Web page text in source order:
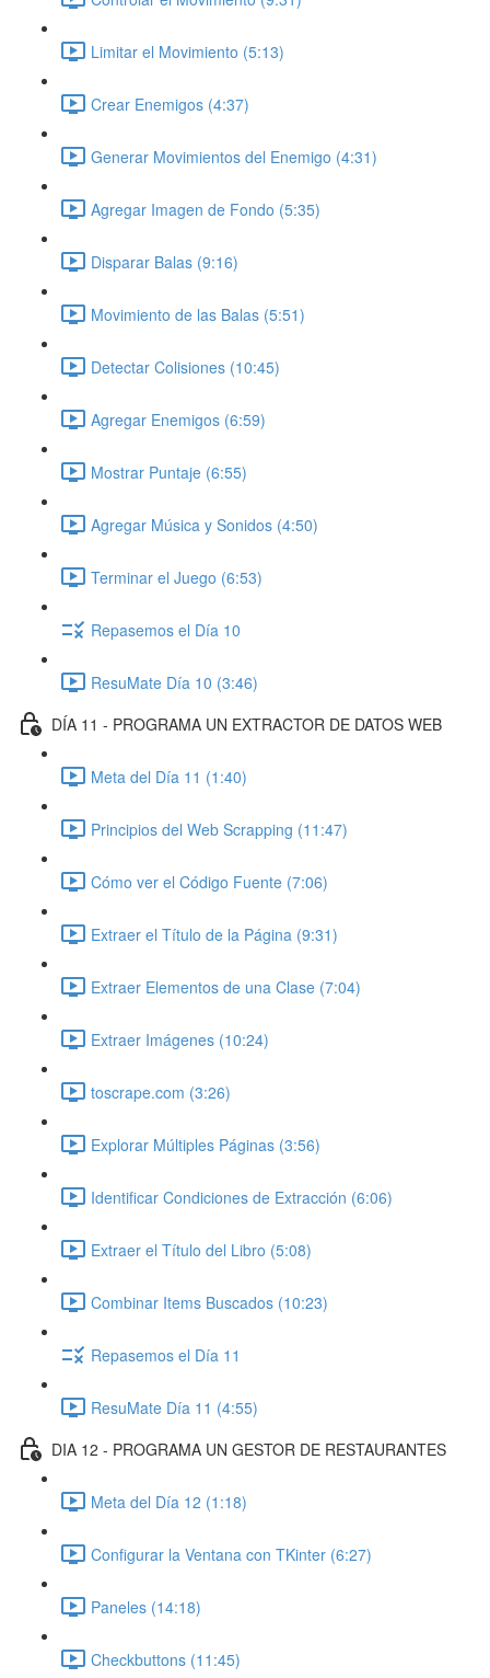
Limitar el Movimiento (5:13)
Crear Enemigos (4:37)
Generar Movimientos del Enemigo (4:31)
Agregar Imagen de Fondo (5:35)
Disparar Balas (9:16)
Movimiento de las Balas (5:51)
Detectar Colisiones (10:45)
Agregar Enemigos (6:59)
Mostrar Puntaje (6:55)
Agregar Música y Sonidos (4:50)
Terminar el Juego (6:53)
Repasemos el Día 10
ResuMate Día 10 (3:46)
DÍA 11 - PROGRAMA UN EXTRACTOR DE DATOS WEB
Meta del Día 11 (1:40)
Principios del Web Scrapping (11:47)
Cómo ver el Código Fuente (7:06)
Extraer el Título de la Página (9:31)
Extraer Elementos de una Clase (7:04)
Extraer Imágenes (10:24)
toscrape.com (3:26)
Explorar Múltiples Páginas (3:56)
Identificar Condiciones de Extracción (6:06)
Extraer el Título del Libro (5:08)
Combinar Items Buscados (10:23)
Repasemos el Día 11
ResuMate Día 11 (4:55)
DIA 12 - PROGRAMA UN GESTOR DE RESTAURANTES
Meta del Día 12 (1:18)
Configurar la Ventana con TKinter (6:27)
Paneles (14:18)
Checkbuttons (11:45)